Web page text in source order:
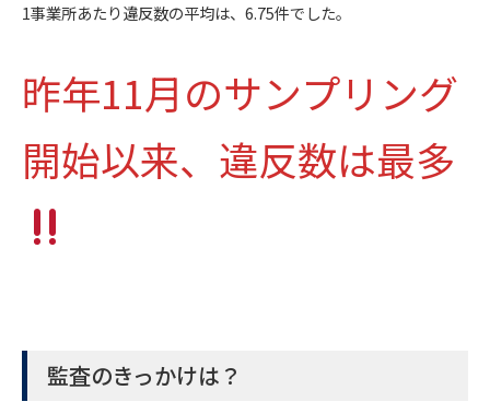
1事業所あたり違反数の平均は、6.75件でした。
昨年11月のサンプリング
開始以来、違反数は最多
監査のきっかけは？